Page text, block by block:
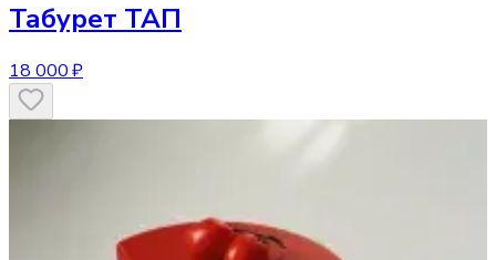
Табурет ТАП
18 000 ₽